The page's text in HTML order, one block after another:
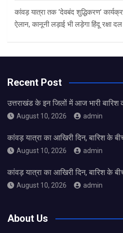
कांवड़ यात्रा तक ‘देवबंद शुद्धिकरण’
ऐलान, कानूनी लड़ाई भी लड़ेगा हिंदू रक्षा दल
Recent Post
उत्तराखंड के इन जिलों में आज भारी बारिश
August 10, 2026 admin
कांवड़ यात्रा का आखिरी दिन, बारिश के
August 10, 2026 admin
कांवड़ यात्रा का आखिरी दिन, बारिश के
August 10, 2026 admin
About Us